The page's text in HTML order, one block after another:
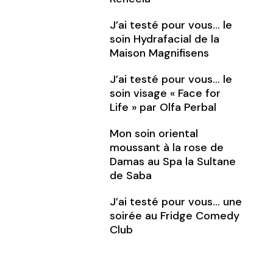
J’ai testé pour vous… le
soin Hydrafacial de la
Maison Magnifisens
J’ai testé pour vous… le
soin visage « Face for
Life » par Olfa Perbal
Mon soin oriental
moussant à la rose de
Damas au Spa la Sultane
de Saba
J’ai testé pour vous… une
soirée au Fridge Comedy
Club